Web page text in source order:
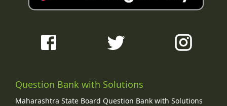
Question Bank with Solutions
Maharashtra State Board Question Bank with Solutions